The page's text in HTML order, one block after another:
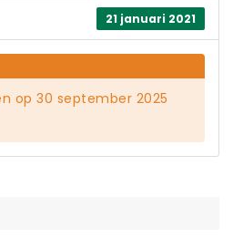
21 januari 2021
op 30 september 2025